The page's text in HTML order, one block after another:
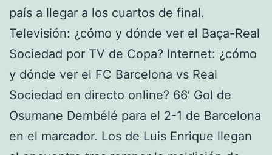
país a llegar a los cuartos de final.
Televisión: ¿cómo y dónde ver el Baça-Real
Sociedad por TV de Copa? Internet: ¿cómo
y dónde ver el FC Barcelona vs Real
Sociedad en directo online? 66′ Gol de
Osumane Dembélé para el 2-1 de Barcelona
en el marcador. Los de Luis Enrique llegan